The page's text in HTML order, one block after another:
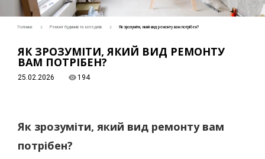
Головна Ремонт будинків та котеджів Як зрозуміти, який вид ремонту вам потрібен?
ЯК ЗРОЗУМІТИ, ЯКИЙ ВИД РЕМОНТУ
ВАМ ПОТРІБЕН?
25.02.2026 194
Як зрозуміти, який вид ремонту вам
потрібен?